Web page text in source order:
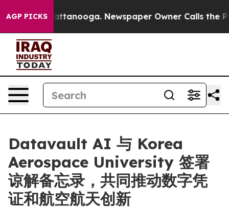
AGP PICKS
in Chattanooga. Newspaper Owner Calls the
Datavault AI 与 Korea
Aerospace University 签署
谅解备忘录，共同推动数字凭
证和航空航天创新